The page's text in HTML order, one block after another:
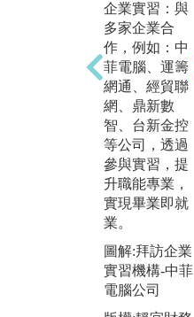
企業實習：與
多家企業合
作，例如：中
菲電腦、運籌
網通、經貿聯
網、鼎新數
智、台新金控
等公司，透過
參與實習，提
升職能專業，
實現畢業即就
業。
圖解:拜訪企業
實習機構-中菲
電腦公司